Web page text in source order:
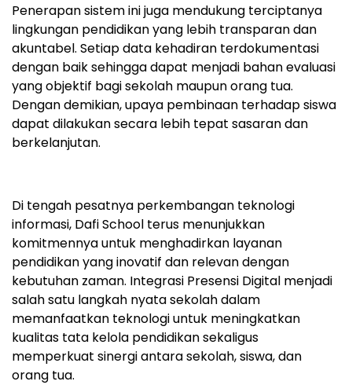
Penerapan sistem ini juga mendukung terciptanya
lingkungan pendidikan yang lebih transparan dan
akuntabel. Setiap data kehadiran terdokumentasi
dengan baik sehingga dapat menjadi bahan evaluasi
yang objektif bagi sekolah maupun orang tua.
Dengan demikian, upaya pembinaan terhadap siswa
dapat dilakukan secara lebih tepat sasaran dan
berkelanjutan.
Di tengah pesatnya perkembangan teknologi
informasi, Dafi School terus menunjukkan
komitmennya untuk menghadirkan layanan
pendidikan yang inovatif dan relevan dengan
kebutuhan zaman. Integrasi Presensi Digital menjadi
salah satu langkah nyata sekolah dalam
memanfaatkan teknologi untuk meningkatkan
kualitas tata kelola pendidikan sekaligus
memperkuat sinergi antara sekolah, siswa, dan
orang tua.